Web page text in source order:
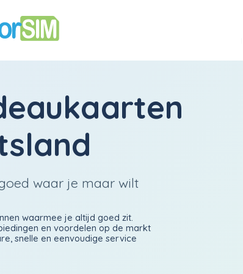
waar je maar wilt
waarmee je altijd goed zit.
en voordelen op de markt
snelle en eenvoudige service